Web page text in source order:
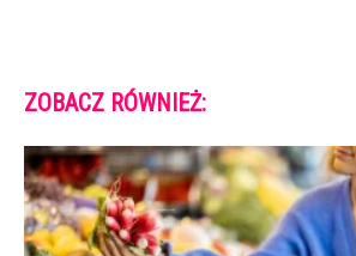
ZOBACZ RÓWNIEŻ: